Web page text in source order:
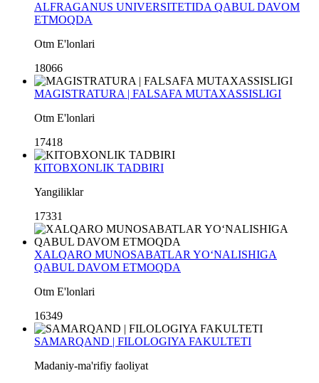
ALFRAGANUS UNIVERSITETIDA QABUL DAVOM
ETMOQDA
Otm E'lonlari
18066
MAGISTRATURA | FALSAFA MUTAXASSISLIGI
Otm E'lonlari
17418
KITOBXONLIK TADBIRI
Yangiliklar
17331
XALQARO MUNOSABATLAR YO‘NALISHIGA
QABUL DAVOM ETMOQDA
Otm E'lonlari
16349
SAMARQAND | FILOLOGIYA FAKULTETI
Madaniy-ma'rifiy faoliyat